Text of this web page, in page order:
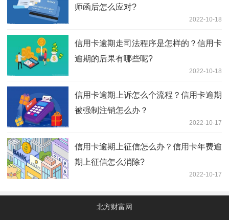
师函后怎么应对?
2022-10-18
信用卡逾期走司法程序是怎样的？信用卡
逾期的后果有哪些呢?
2022-10-18
信用卡逾期上诉怎么个流程？信用卡逾期
被强制注销怎么办？
2022-10-17
信用卡逾期上征信怎么办？信用卡年费逾
期上征信怎么消除?
2022-10-17
北方财富网